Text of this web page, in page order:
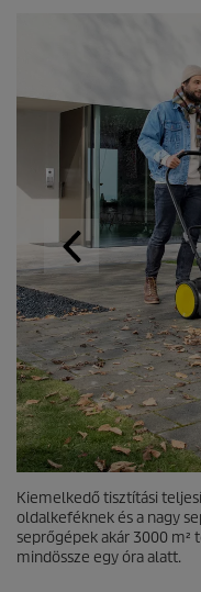
Kiemelkedő tisztítási
oldalkeféknek és a nagy
seprőgépek akár 3000
mindössze egy óra alatt.